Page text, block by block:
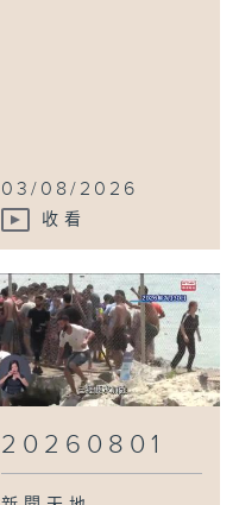
03/08/2026
收看
20260801